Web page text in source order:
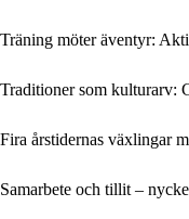
Träning möter äventyr:
Traditioner som kulturarv:
Fira årstidernas växlingar
Samarbete och tillit –